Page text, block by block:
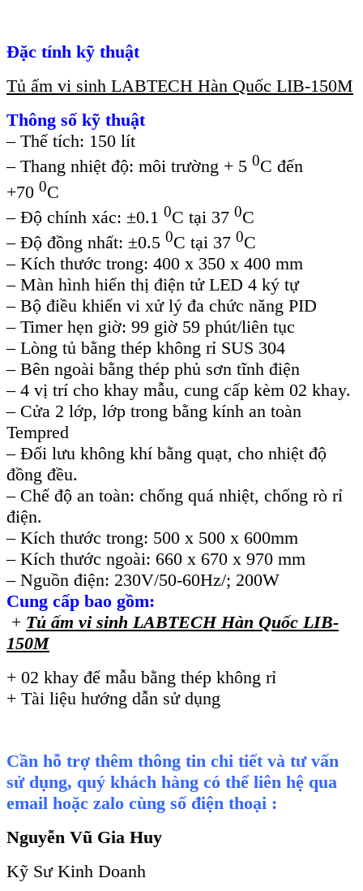
Đặc tính kỹ thuật
Tủ ấm vi sinh LABTECH Hàn Quốc LIB-150M
Thông số kỹ thuật
– Thể tích: 150 lít
– Thang nhiệt độ: môi trường + 5 0C đến
+70 0C
– Độ chính xác: ±0.1 0C tại 37 0C
– Độ đồng nhất: ±0.5 0C tại 37 0C
– Kích thước trong: 400 x 350 x 400 mm
– Màn hình hiển thị điện tử LED 4 ký tự
– Bộ điều khiển vi xử lý đa chức năng PID
– Timer hẹn giờ: 99 giờ 59 phút/liên tục
– Lòng tủ bằng thép không rỉ SUS 304
– Bên ngoài bằng thép phủ sơn tĩnh điện
– 4 vị trí cho khay mẫu, cung cấp kèm 02 khay.
– Cửa 2 lớp, lớp trong bằng kính an toàn
Tempred
– Đối lưu không khí bằng quạt, cho nhiệt độ
đồng đều.
– Chế độ an toàn: chống quá nhiệt, chống rò rỉ
điện.
– Kích thước trong: 500 x 500 x 600mm
– Kích thước ngoài: 660 x 670 x 970 mm
– Nguồn điện: 230V/50-60Hz/; 200W
Cung cấp bao gồm:
+ Tủ ấm vi sinh LABTECH Hàn Quốc LIB-
150M
+ 02 khay để mẫu bằng thép không rỉ
+ Tài liệu hướng dẫn sử dụng
Cần hỗ trợ thêm thông tin chi tiết và tư vấn
sử dụng, quý khách hàng có thể liên hệ qua
email hoặc zalo cùng số điện thoại :
Nguyễn Vũ Gia Huy
Kỹ Sư Kinh Doanh